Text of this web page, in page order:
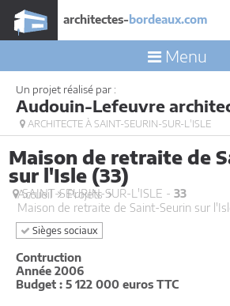
architectes- bordeaux.com
Menu
Un projet réalisé par :
Audouin-Lefeuvre
ARCHITECTE À SAINT-SEURIN-SUR-L'ISLE
Maison de retraite de
sur l'Isle (33)
SAINT-SEURIN-SUR-L'ISLE - 33
Accueil
Projets
Maison de retraite de Saint-Seurin sur
Sièges sociaux
Contruction
Année 2006
Budget : 5 122 000 euros TTC